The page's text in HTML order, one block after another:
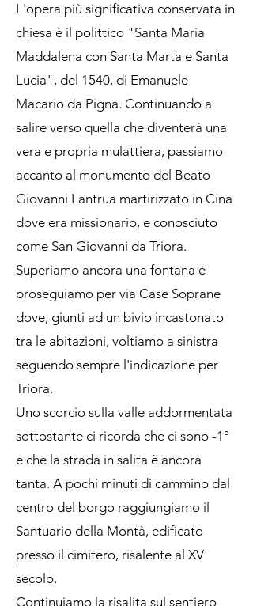
L'opera più significativa conservata in
chiesa è il polittico "Santa Maria
Maddalena con Santa Marta e Santa
Lucia", del 1540, di Emanuele
Macario da Pigna. Continuando a
salire verso quella che diventerà una
vera e propria mulattiera, passiamo
accanto al monumento del Beato
Giovanni Lantrua martirizzato in Cina
dove era missionario, e conosciuto
come San Giovanni da Triora.
Superiamo ancora una fontana e
proseguiamo per via Case Soprane
dove, giunti ad un bivio incastonato
tra le abitazioni, voltiamo a sinistra
seguendo sempre l'indicazione per
Triora.
Uno scorcio sulla valle addormentata
sottostante ci ricorda che ci sono -1°
e che la strada in salita è ancora
tanta. A pochi minuti di cammino dal
centro del borgo raggiungiamo il
Santuario della Montà, edificato
presso il cimitero, risalente al XV
secolo.
Continuiamo la risalita sul sentiero